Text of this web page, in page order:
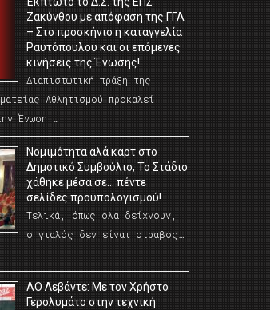
Ζακύνθου με απόφαση της ΓΓΑ
– Στο προσκήνιο η καταγγελία
Ραυτόπουλου και οι επόμενες
κινήσεις της Ένωσης!
Διαπιστωτική πράξη της
Αθλητισμού προκαλεί
Ένωση …
Νομιμότητα αλά καρτ στο
Δημοτικό Συμβούλιο; Το Στάδιο
χάθηκε μέσα σε… πέντε
σελίδες προϋπολογισμού!
Τελικά, όπως όλα δείχνουν,
ο γιαλός δεν είναι στραβός…
ΑΟ Λεβάντε: Με τον Χρήστο
Γερολυμάτο στην τεχνική